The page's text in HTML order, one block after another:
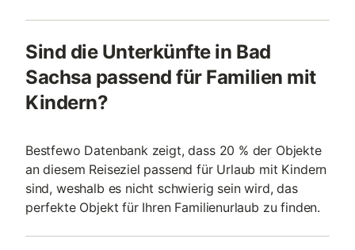
Sind die Unterkünfte in Bad
Sachsa passend für Familien mit
Kindern?
Bestfewo Datenbank zeigt, dass 20 % der Objekte
an diesem Reiseziel passend für Urlaub mit Kindern
sind, weshalb es nicht schwierig sein wird, das
perfekte Objekt für Ihren Familienurlaub zu finden.